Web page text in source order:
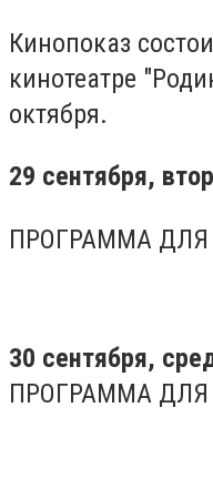
Кинопоказ
кинотеатре
октября.
29 сентября,
ПРОГРАММА ДЛЯ
30 сентября,
ПРОГРАММА ДЛЯ